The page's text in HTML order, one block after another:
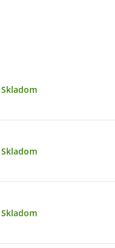
Skladom
Skladom
Skladom